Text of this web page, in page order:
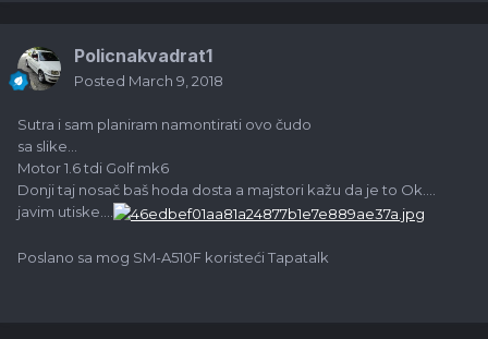
Policnakvadrat1
Posted March 9, 2018
Sutra i sam planiram namontirati ovo čudo
sa slike...
Motor 1.6 tdi Golf mk6
Donji taj nosač baš hoda dosta a majstori kažu da je to Ok....
javim utiske....
Poslano sa mog SM-A510F koristeći Tapatalk